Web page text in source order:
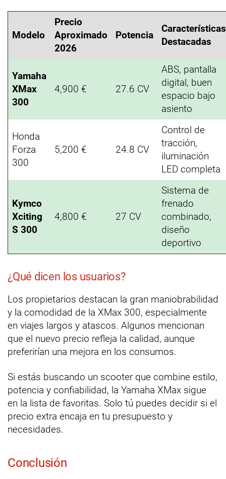
Modelo
Precio
Aproximado
2026
Potencia
Características
Destacadas
Yamaha
XMax
300
4,900 € 27.6 CV
ABS, pantalla
digital, buen
espacio bajo
asiento
Honda
Forza
300
5,200 € 24.8 CV
Control de
tracción,
iluminación
LED completa
Kymco
Xciting
S 300
4,800 € 27 CV
Sistema de
frenado
combinado,
diseño
deportivo
¿Qué dicen los usuarios?
Los propietarios destacan la gran maniobrabilidad
y la comodidad de la XMax 300, especialmente
en viajes largos y atascos. Algunos mencionan
que el nuevo precio refleja la calidad, aunque
preferirían una mejora en los consumos.
Si estás buscando un scooter que combine estilo,
potencia y confiabilidad, la Yamaha XMax sigue
en la lista de favoritas. Solo tú puedes decidir si el
precio extra encaja en tu presupuesto y
necesidades.
Conclusión